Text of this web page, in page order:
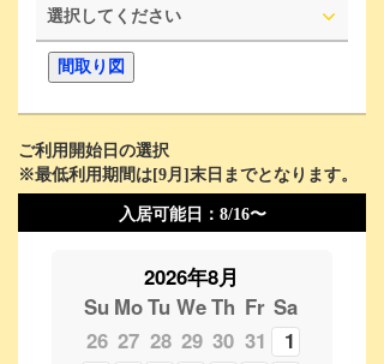
選択してください
間取り図
ご利用開始日の選択
※最低利用期間は[9月]末日までとなります。
入居可能日： 8/16〜
2026年8月
Tu WeTh Fr Sa
26 27 28 29 30 31
1
6
12 13 14 15
16 17 18 19 20 21 22
23 24 25 26 27 28 29